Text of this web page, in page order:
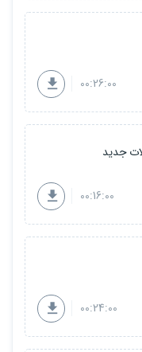
00:26:00
00:16:00
00:24:00